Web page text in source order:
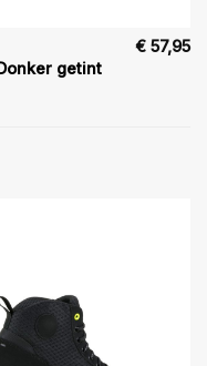
getint
€ 57,95